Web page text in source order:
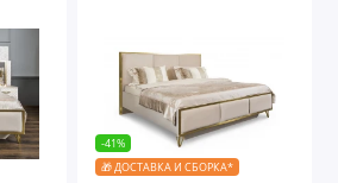
-41%
🎁 ДОСТАВКА И СБОРКА*